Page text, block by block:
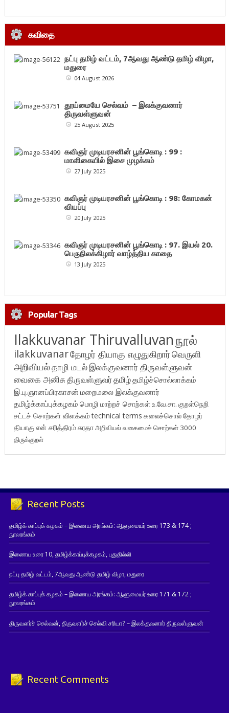
கவிதை
நட்பு தமிழ் வட்டம், 7ஆவது ஆண்டு தமிழ் விழா,
மதுரை
04 August 2026
தூய்மையே செல்வம் – இலக்குவனார்
திருவள்ளுவன்
25 August 2025
கவிஞர் முடியரசனின் பூங்கொடி : 99 :
மாளிகையில் இசை முழக்கம்
27 July 2025
கவிஞர் முடியரசனின் பூங்கொடி : 98: கோமகன்
வியப்பு
20 July 2025
கவிஞர் முடியரசனின் பூங்கொடி : 97. இயல் 20.
பெருநிலக்கிழார் வாழ்த்திய காதை
13 July 2025
Popular Tags
Ilakkuvanar Thiruvalluvanநூல்
ilakkuvanarதோழர் தியாகு எழுதுகிறார்வெருளி
அறிவியல்தாழி மடல்இலக்குவனார் திருவள்ளுவன்
வைகை அனிசுதிருவள்ளுவர்தமிழ்தமிழ்ச்சொல்லாக்கம்
இ.பு.ஞானப்பிரகாசன் மறைமலை இலக்குவனார்
தமிழ்க்காப்புக்கழகம் மொழி மாற்றச் சொற்கள்உ.வே.சா. குறள்நெறி
சட்டச் சொற்கள் விளக்கம்technical terms கலைச்சொல்தோழர்
தியாகுஎன் சரித்திரம்சுரதாஅறிவியல் வகைமைச் சொற்கள் 3000
திருக்குறள்
Recent Posts
தமிழ்க் காப்புக் கழகம் – இணைய அரங்கம்: ஆளுமையர் உரை 173 & 174 ;
நூலரங்கம்
இணைய உரை 10, தமிழ்க்காப்புக்கழகம், புதுதில்லி
நட்பு தமிழ் வட்டம், 7ஆவது ஆண்டு தமிழ் விழா, மதுரை
தமிழ்க் காப்புக் கழகம் – இணைய அரங்கம்: ஆளுமையர் உரை 171 & 172 ;
நூலரங்கம்
திருவளர்ச் செல்வன், திருவளர்ச் செல்வி சரியா? – இலக்குவனார் திருவள்ளுவன்
Recent Comments